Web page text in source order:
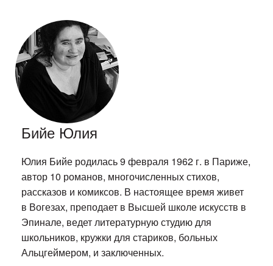
Бийе Юлия
Юлия Бийе родилась 9 февраля 1962 г. в Париже,
автор 10 романов, многочисленных стихов,
рассказов и комиксов. В настоящее время живет
в Вогезах, преподает в Высшей школе искусств в
Эпинале, ведет литературную студию для
школьников, кружки для стариков, больных
Альцгеймером, и заключенных.